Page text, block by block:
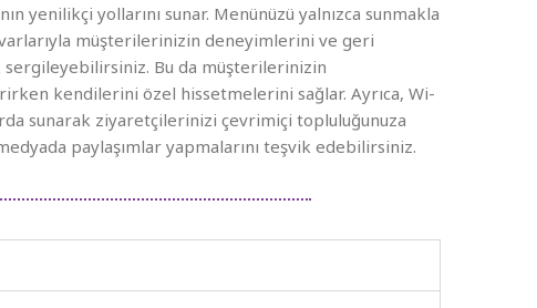
yenilikçi yollarını sunar. Menünüzü yalnızca sunmakla
müşterilerinizin deneyimlerini ve geri
Bu da müşterilerinizin
kendilerini özel hissetmelerini sağlar. Ayrıca, Wi-
sunarak ziyaretçilerinizi çevrimiçi topluluğunuza
paylaşımlar yapmalarını teşvik edebilirsiniz.